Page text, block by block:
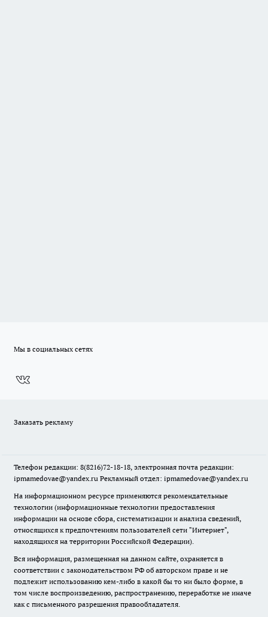
Мы в социальных сетях
Заказать рекламу
Телефон редакции: 8(8216)72-18-18, электронная почта редакции:
ipmamedovae@yandex.ru Рекламный отдел: ipmamedovae@yandex.ru
На информационном ресурсе применяются рекомендательные
технологии (информационные технологии предоставления
информации на основе сбора, систематизации и анализа сведений,
относящихся к предпочтениям пользователей сети "Интернет",
находящихся на территории Российской Федерации).
Вся информация, размещенная на данном сайте, охраняется в
соответствии с законодательством РФ об авторском праве и не
подлежит использованию кем-либо в какой бы то ни было форме, в
том числе воспроизведению, распространению, переработке не иначе
как с письменного разрешения правообладателя.